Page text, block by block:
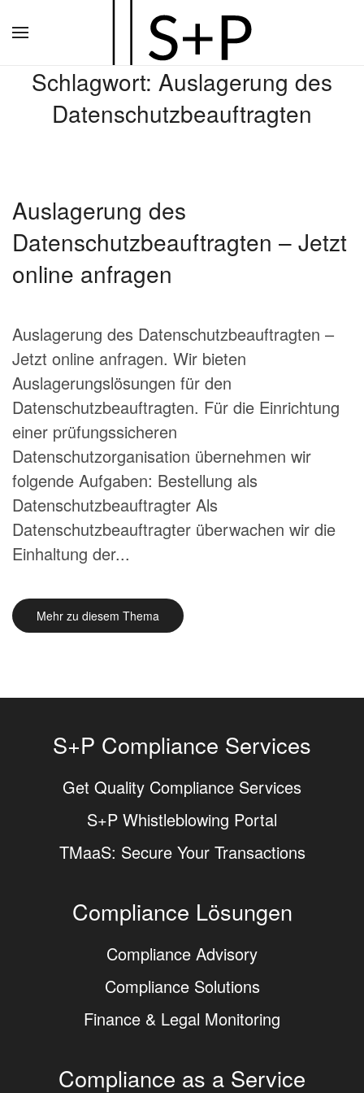
Hauptinhalt
springen
Schlagwort: Auslagerung des
Datenschutzbeauftragten
Auslagerung des
Datenschutzbeauftragten – Jetzt
online anfragen
Auslagerung des Datenschutzbeauftragten –
Jetzt online anfragen. Wir bieten
Auslagerungslösungen für den
Datenschutzbeauftragten. Für die Einrichtung
einer prüfungssicheren
Datenschutzorganisation übernehmen wir
folgende Aufgaben: Bestellung als
Datenschutzbeauftragter Als
Datenschutzbeauftragter überwachen wir die
Einhaltung der...
Mehr zu diesem Thema
S+P Compliance Services
Get Quality Compliance Services
S+P Whistleblowing Portal
TMaaS: Secure Your Transactions
Compliance Lösungen
Compliance Advisory
Compliance Solutions
Finance & Legal Monitoring
Compliance as a Service